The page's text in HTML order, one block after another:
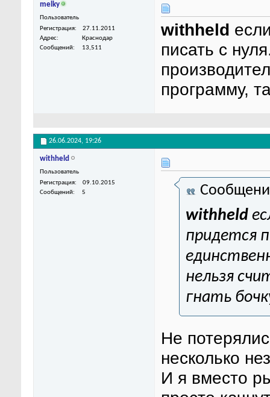
melky
Пользователь
Регистрация
27.11.2011
Адрес
Краснодар
Сообщений
13,511
withheld
писать с
программу,
26.06.2024, 19:26
withheld
Пользователь
Регистрация
09.10.2015
Сообщений
5
withheld
придется
нельзя
гнать
Не
несколько
И я вместо